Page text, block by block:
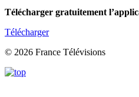
Télécharger gratuitement
Télécharger
© 2026 France Télévisions